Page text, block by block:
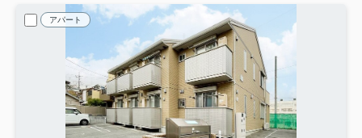
アパート